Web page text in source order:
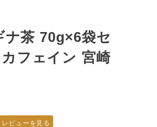
ナ茶 70g×6袋セ
フェイン 宮崎
レビューを見る